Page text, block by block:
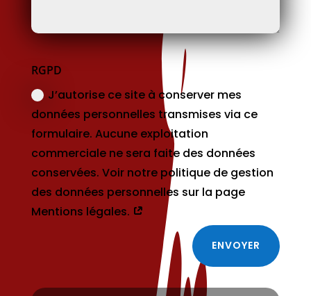
RGPD
J’autorise ce site à conserver mes
données personnelles transmises via ce
formulaire. Aucune exploitation
commerciale ne sera faite des données
conservées. Voir notre politique de gestion
des données personnelles sur la page
Mentions légales.
ENVOYER